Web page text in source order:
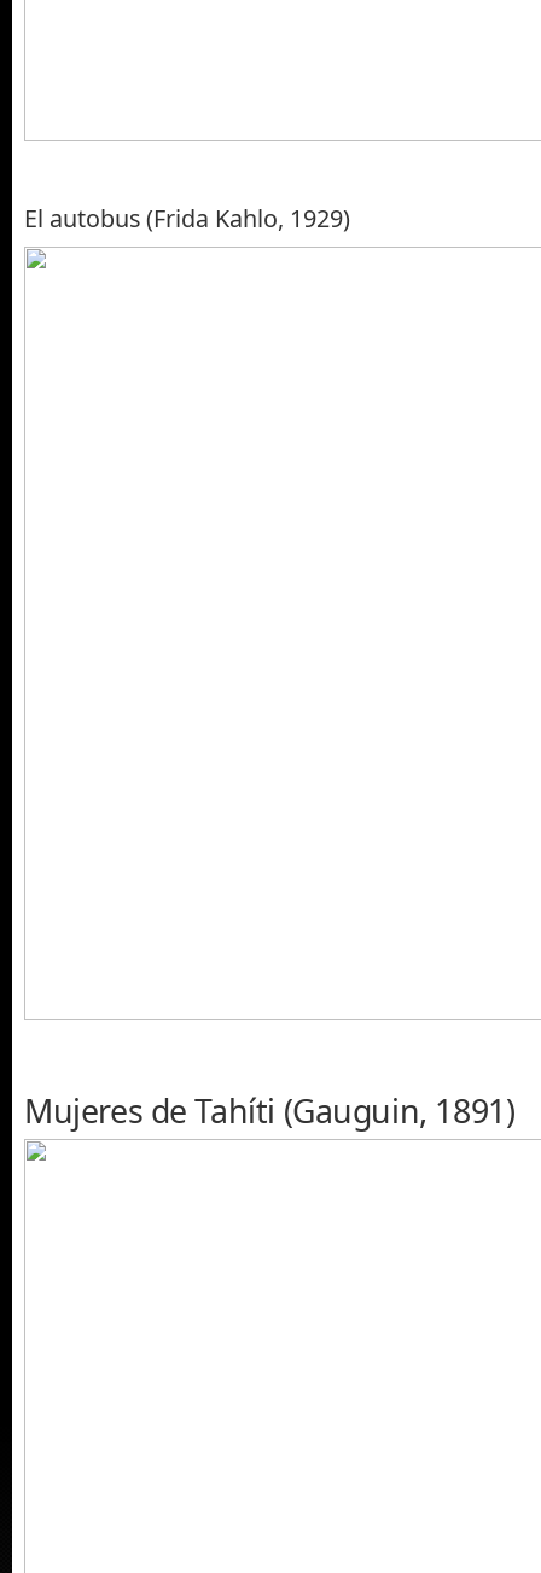
El autobus (Frida Kahlo, 1929)
Mujeres de Tahíti (Gauguin, 1891)